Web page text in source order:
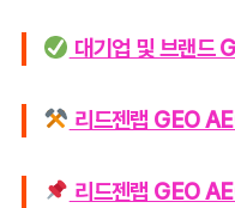
대기업 및 브랜드
리드젠랩 GEO
리드젠랩 GEO